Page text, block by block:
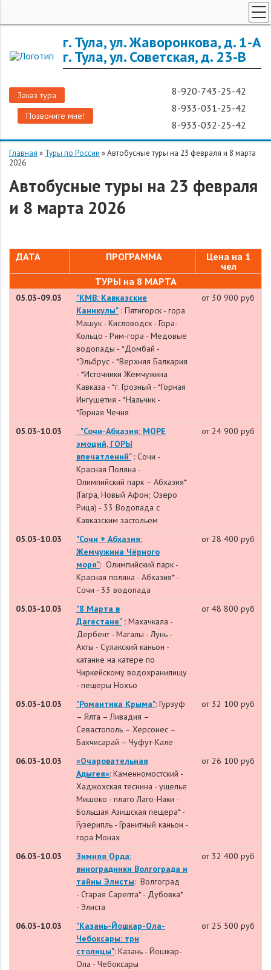
г. Тула, ул. Жаворонкова, д. 1-А
г. Тула, ул. Советская, д. 23-В
Заказ тура
Позвоните мне!
8-920-743-25-42
8-933-031-25-42
8-933-032-25-42
ЗАРУБЕЖНЫЕ ТУРЫ
О КОМПАНИИ
Главная » Туры по России »Автобусные туры на 23 февраля и 8 марта
2026
Автобусные туры на 23 февраля
и 8 марта 2026
ДАТА ПРОГРАММА
Цена на 1
чел
ТУРЫ на 8 МАРТА
05.03-09.03
"КМВ: Кавказские
Каникулы" : Пятигорск - гора
Машук - Кисловодск - Гора-
Кольцо - Рим-гора - Медовые
водопады - *Домбай -
*Эльбрус - *Верхняя Балкария
- *Источники Жемчужина
Кавказа - *г. Грозный - *Горная
Ингушетия - *Нальчик -
*Горная Чечня
от 30 900 руб
05.03-10.03
"Сочи-Абхазия: МОРЕ
эмоций, ГОРЫ
впечатлений" : Сочи -
Красная Поляна -
Олимпийский парк – Абхазия*
(Гагра, Новый Афон; Озеро
Рица) - 33 Водопада с
Кавказским застольем
от 24 900 руб
05.03-10.03
"Сочи + Абхазия:
Жемчужина Чёрного
моря": Олимпийский парк -
Красная поляна - Абхазия* -
Сочи - 33 водопада
от 28 400 руб
05.03-10.03 "8 Марта в
Дагестане" : Махачкала -
Дербент - Магалы - Лунь -
Ахты - Сулакский каньон -
катание на катере по
Чиркейскому водохранилищу
- пещеры Нохъо
от 48 800 руб
05.03-10.03 "Романтика Крыма": Гурзуф
– Ялта – Ливадия –
Севастополь – Херсонес –
Бахчисарай – Чуфут-Кале
от 32 100 руб
06.03-10.03
«Очаровательная
Адыгея»: Каменномостский -
Хаджохская теснина - ущелье
Мишоко - плато Лаго-Наки -
Большая Азишская пещера* -
Гузерипль - Гранитный каньон -
гора Монах
от 26 100 руб
06.03-10.03
Зимняя Орда:
виноградники Волгограда и
тайны Элисты: Волгоград
- Старая Сарепта* - Дубовка*
- Элиста
от 32 400 руб
06.03-10.03
"Казань-Йошкар-Ола-
Чебоксары: три
столицы": Казань - Йошкар-
Ола - Чебоксары
от 25 500 руб